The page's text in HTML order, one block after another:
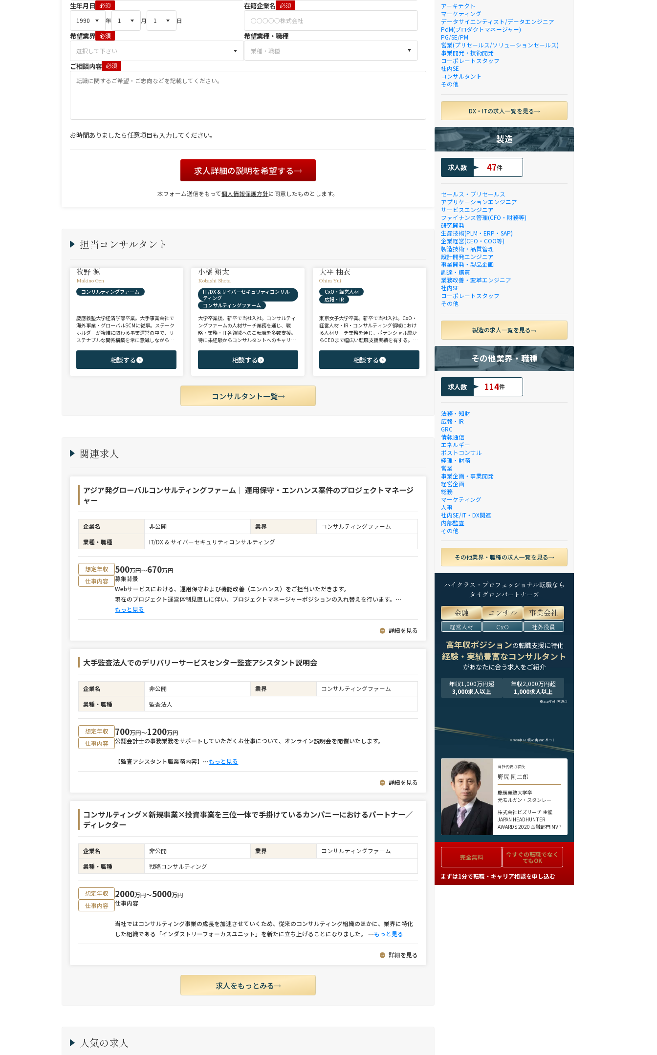
生年月日 必須
年
月 日
在籍企業名 必須
希望業界 必須 希望業種・職種
ご相談内容 必須
お時間ありましたら任意項目も入力してください。
求人詳細の説明を希望する
本フォーム送信をもって個人情報保護方針に同意したものとします。
担当コンサルタント
牧野 源
Makino Gen
コンサルティングファーム
慶應義塾大学経済学部卒業。大手事業会社で
海外事業・グローバルSCMに従事。ステーク
ホルダーが複雑に関わる事業運営の中で、サ
ステナブルな関係構築を常に意識しながら意
商社、投資銀行、大手事業会社を始めとする
幅広い領域で、若手～エグゼクティブまでご
相談する
小橋 翔太
Kobashi Shota
IT/DX & サイバーセキュリティコンサル
ティング
コンサルティングファーム
大学卒業後、新卒で当社入社。コンサルティ
ングファームの人材サーチ業務を通じ、戦
略・業務・IT各領域へのご転職を多数支援。
特に未経験からコンサルタントへのキャリア
ご志向と市場動向を踏まえ最適なキャリアを
ご提案させていただきます。
相談する
大平 柚衣
Ohira Yui
CxO・経営人材
広報・IR
東京女子大学卒業。新卒で当社入社。CxO・
経営人材・IR・コンサルティング領域におけ
る人材サーチ業務を通じ、ポテンシャル層か
らCEOまで幅広い転職支援実績を有する。コ
領域を中心に担当。未経験・ポテンシャル層
からミドル・ハイクラス層まで、年代・職階
相談する
コンサルタント一覧
関連求人
アジア発グローバルコンサルティングファーム｜ 運用保守・エンハンス案件のプロジェクトマネージ
ャー
企業名 非公開 業界
コンサルティングファーム
業種・職種
IT/DX & サイバーセキュリティコンサルティング
想定年収 500万円〜670万円
仕事内容
募集背景
Webサービスにおける、運用保守および機能改善（エンハンス）をご担当いただきます。
現在のプロジェクト運営体制見直しに伴い、プロジェクトマネージャーポジションの入れ替えを行います。 ⋯
もっと見る
詳細を見る
大手監査法人でのデリバリーサービスセンター監査アシスタント説明会
企業名 非公開 業界
コンサルティングファーム
業種・職種
監査法人
想定年収 700万円〜1200万円
仕事内容
公認会計士の事務業務をサポートしていただくお仕事について、オンライン説明会を開催いたします。
【監査アシスタント職業務内容】 ⋯もっと見る
詳細を見る
コンサルティング×新規事業×投資事業を三位一体で手掛けているカンパニーにおけるパートナー／
ディレクター
企業名 非公開 業界
コンサルティングファーム
業種・職種
戦略コンサルティング
想定年収 2000万円〜5000万円
仕事内容
仕事内容
当社ではコンサルティング事業の成長を加速させていくため、従来のコンサルティング組織のほかに、業界に特化
した組織である「インダストリーフォーカスユニット」を新たに立ち上げることになりました。 ⋯もっと見る
詳細を見る
求人をもっとみる
人気の求人
アーキテクト
マーケティング
データサイエンティスト/データエンジニア
PdM(プロダクトマネージャー)
PG/SE/PM
営業(プリセールス/ソリューションセールス)
事業開発・技術開発
コーポレートスタッフ
社内SE
コンサルタント
その他
DX・ITの求人一覧を見る
製造
求人数 47件
セールス・プリセールス
アプリケーションエンジニア
サービスエンジニア
ファイナンス管理(CFO・財務等)
研究開発
生産技術(PLM・ERP・SAP)
企業経営(CEO・COO等)
製造技術・品質管理
設計開発エンジニア
事業開発・製品企画
調達・購買
業務改善・変革エンジニア
社内SE
コーポレートスタッフ
その他
製造の求人一覧を見る
その他業界・職種
求人数 114件
法務・知財
広報・IR
GRC
情報通信
エネルギー
ポストコンサル
経理・財務
営業
事業企画・事業開発
経営企画
総務
マーケティング
人事
社内SE/IT・DX関連
内部監査
その他
その他業界・職種の求人一覧を見る
ハイクラス・プロフェッショナル転職なら
タイグロンパートナーズ
金融 コンサル 事業会社
経営人材 CxO 社外役員
高年収ポジションの転職支援に特化
経験・実績豊富なコンサルタント
があなたに合う求人をご紹介
年収1,000万円超
3,000求人以上
年収2,000万円超
1,000求人以上
※2025年9月末時点
※2024年1-12月の実績に基づく
当社代表取締役
野尻 剛二郎
慶應義塾大学卒
元モルガン・スタンレー
株式会社ビズリーチ 主催
JAPAN HEADHUNTER
AWARDS 2020 金融部門 MVP
完全無料 今すぐの転職でなく
てもOK
まずは1分で転職・キャリア相談を申し込む